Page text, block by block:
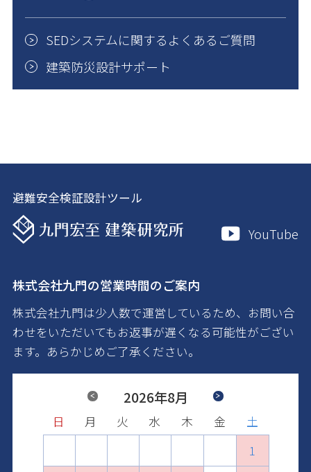
SEDシステムに関するよくあるご質問
建築防災設計サポート
避難安全検証設計ツール
YouTube
株式会社九門の営業時間のご案内
株式会社九門は少人数で運営しているため、お問い合
わせをいただいてもお返事が遅くなる可能性がござい
ます。あらかじめご了承ください。
2026年8月
日 月 火 水 木 金
土
1
日 月 火 水 木 金
土
5
日 月 火 水 木 金
土
3
日 月 火 水 木 金
土
7
日 月 火 水 木 金
土
5
日 月 火 水 木 金
土
2